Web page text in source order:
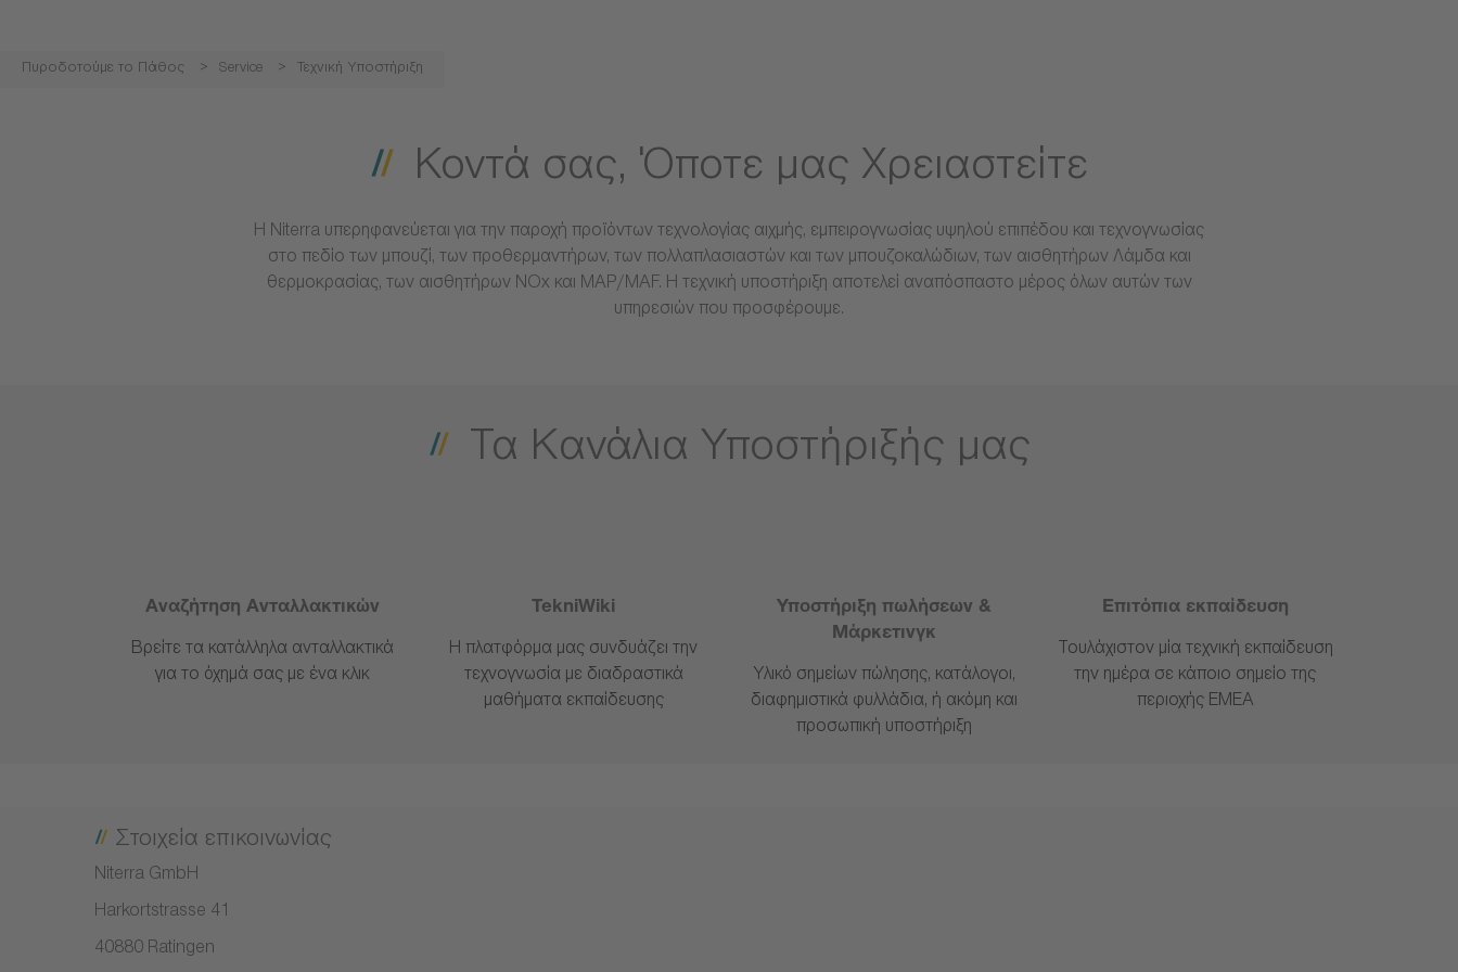
Πυροδοτούμε το Πάθος Service Τεχνική Υποστήριξη
Κοντά σας, Όποτε μας Χρειαστείτε
Η Niterra υπερηφανεύεται για την παροχή προϊόντων τεχνολογίας αιχμής, εμπειρογνωσίας υψηλού επιπέδου και τεχνογνωσίας
στο πεδίο των μπουζί, των προθερμαντήρων, των πολλαπλασιαστών και των μπουζοκαλώδιων, των αισθητήρων Λάμδα και
θερμοκρασίας, των αισθητήρων NOx και MAP/MAF. Η τεχνική υποστήριξη αποτελεί αναπόσπαστο μέρος όλων αυτών των
υπηρεσιών που προσφέρουμε.
Τα Κανάλια Υποστήριξής μας
Αναζήτηση Ανταλλακτικών
Βρείτε τα κατάλληλα ανταλλακτικά
για το όχημά σας με ένα κλικ
TekniWiki
Η πλατφόρμα μας συνδυάζει την
τεχνογνωσία με διαδραστικά
μαθήματα εκπαίδευσης
Υποστήριξη πωλήσεων &
Μάρκετινγκ
Υλικό σημείων πώλησης, κατάλογοι,
διαφημιστικά φυλλάδια, ή ακόμη και
προσωπική υποστήριξη
Επιτόπια εκπαίδευση
Τουλάχιστον μία τεχνική εκπαίδευση
την ημέρα σε κάποιο σημείο της
περιοχής ΕΜΕΑ
Στοιχεία επικοινωνίας
Niterra GmbH
Harkortstrasse 41
40880 Ratingen